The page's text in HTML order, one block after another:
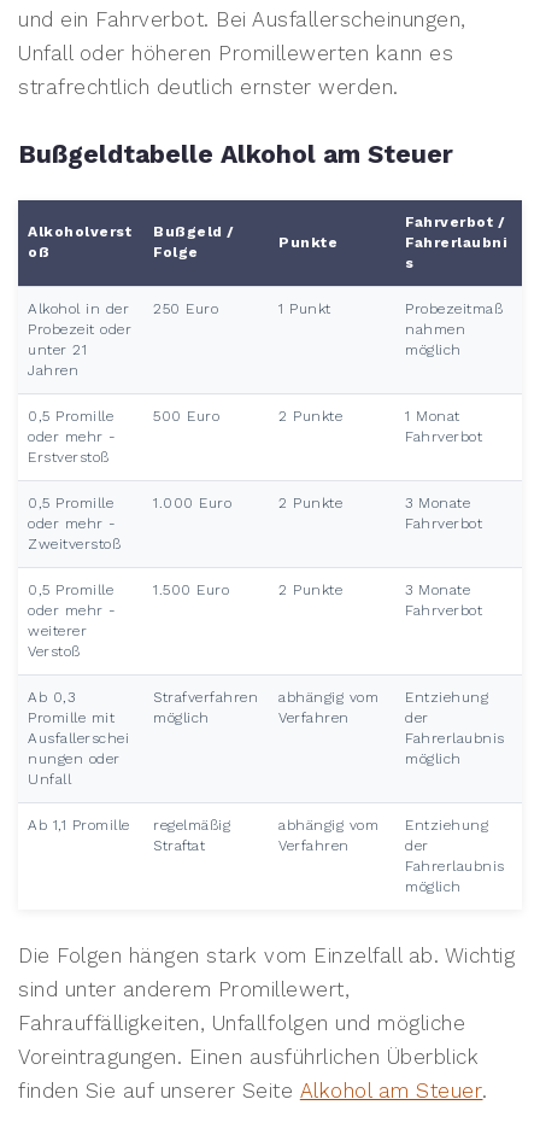
und ein Fahrverbot. Bei Ausfallerscheinungen,
Unfall oder höheren Promillewerten kann es
strafrechtlich deutlich ernster werden.
Bußgeldtabelle Alkohol am Steuer
Alkoholverst
oß
Bußgeld /
Folge
Punkte
Fahrverbot /
Fahrerlaubni
s
Alkohol in der
Probezeit oder
unter 21
Jahren
250 Euro 1 Punkt
Probezeitmaß
nahmen
möglich
0,5 Promille
oder mehr -
Erstverstoß
500 Euro 2 Punkte
1 Monat
Fahrverbot
0,5 Promille
oder mehr -
Zweitverstoß
1.000 Euro 2 Punkte
3 Monate
Fahrverbot
0,5 Promille
oder mehr -
weiterer
Verstoß
1.500 Euro 2 Punkte
3 Monate
Fahrverbot
Ab 0,3
Promille mit
Ausfallerschei
nungen oder
Unfall
Strafverfahren
möglich
abhängig vom
Verfahren
Entziehung
der
Fahrerlaubnis
möglich
Ab 1,1 Promille
regelmäßig
Straftat
abhängig vom
Verfahren
Entziehung
der
Fahrerlaubnis
möglich
Die Folgen hängen stark vom Einzelfall ab. Wichtig
sind unter anderem Promillewert,
Fahrauffälligkeiten, Unfallfolgen und mögliche
Voreintragungen. Einen ausführlichen Überblick
finden Sie auf unserer Seite Alkohol am Steuer.